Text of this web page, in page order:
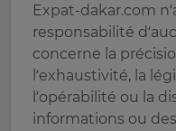
Expat-dakar.com
responsabilité
concerne la
l’exhaustivité, la
l’opérabilité ou la
informations ou